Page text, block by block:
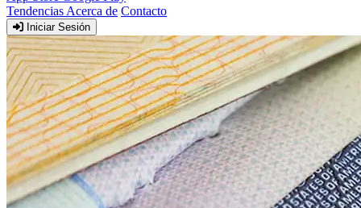
Tendencias Acerca de Contacto
Iniciar Sesión